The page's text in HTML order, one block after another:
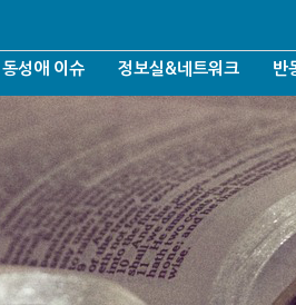
동성애 이슈
선천성/전환치료
AIDS/성병
젠더/성소수자
포괄적차별금지법/동성결혼
헌법개정/군형법92조6/학생인권조례
퀴어축체/퀴어신학이단
정보실&네트워크
반동연언론보도
반동연자료실
국내협력기관
해외협력기관
Q&A
자유게시판
반